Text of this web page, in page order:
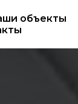
объекты